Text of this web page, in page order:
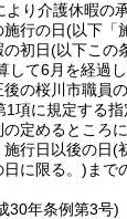
より介護休暇の
行の日(以下「
初日(以下この
して6月を経過
の桜川市職員
1項に規定する
定めるところ
行日以後の日(
に限る。) まで
30年条例第3号)